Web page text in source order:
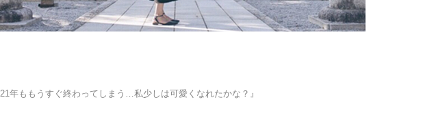
年ももうすぐ終わってしまう…私少しは可愛くなれたかな？』